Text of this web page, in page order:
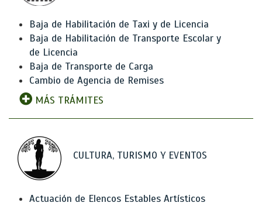
Baja de Habilitación de Taxi y de Licencia
Baja de Habilitación de Transporte Escolar y
de Licencia
Baja de Transporte de Carga
Cambio de Agencia de Remises
MÁS TRÁMITES
CULTURA, TURISMO Y EVENTOS
Actuación de Elencos Estables Artísticos